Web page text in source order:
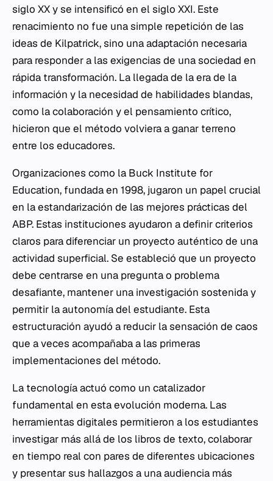
siglo XX y se intensificó en el siglo XXI. Este
renacimiento no fue una simple repetición de las
ideas de Kilpatrick, sino una adaptación necesaria
para responder a las exigencias de una sociedad en
rápida transformación. La llegada de la era de la
información y la necesidad de habilidades blandas,
como la colaboración y el pensamiento crítico,
hicieron que el método volviera a ganar terreno
entre los educadores.
Organizaciones como la Buck Institute for
Education, fundada en 1998, jugaron un papel crucial
en la estandarización de las mejores prácticas del
ABP. Estas instituciones ayudaron a definir criterios
claros para diferenciar un proyecto auténtico de una
actividad superficial. Se estableció que un proyecto
debe centrarse en una pregunta o problema
desafiante, mantener una investigación sostenida y
permitir la autonomía del estudiante. Esta
estructuración ayudó a reducir la sensación de caos
que a veces acompañaba a las primeras
implementaciones del método.
La tecnología actuó como un catalizador
fundamental en esta evolución moderna. Las
herramientas digitales permitieron a los estudiantes
investigar más allá de los libros de texto, colaborar
en tiempo real con pares de diferentes ubicaciones
y presentar sus hallazgos a una audiencia más